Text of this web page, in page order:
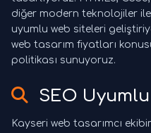
diğer modern teknolojiler ile
uyumlu web siteleri
web tasarım fiyatları
politikası sunuyoruz.
SEO Uyumlu
Kayseri web tasarımcı